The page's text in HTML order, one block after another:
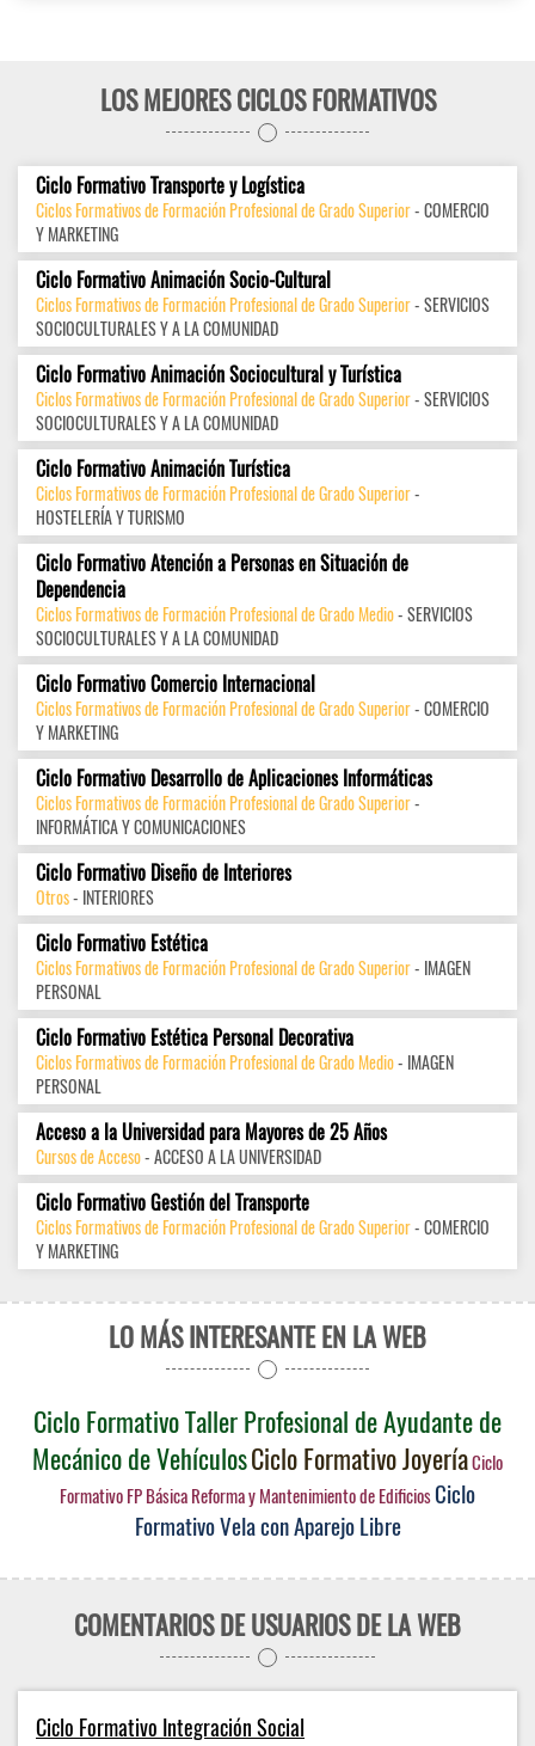
LOS MEJORES CICLOS FORMATIVOS
Ciclo Formativo Transporte y Logística
Ciclos Formativos de Formación Profesional de Grado Superior- COMERCIO
Y MARKETING
Ciclo Formativo Animación Socio-Cultural
Ciclos Formativos de Formación Profesional de Grado Superior- SERVICIOS
SOCIOCULTURALES Y A LA COMUNIDAD
Ciclo Formativo Animación Sociocultural y Turística
Ciclos Formativos de Formación Profesional de Grado Superior- SERVICIOS
SOCIOCULTURALES Y A LA COMUNIDAD
Ciclo Formativo Animación Turística
Ciclos Formativos de Formación Profesional de Grado Superior-
HOSTELERÍA Y TURISMO
Ciclo Formativo Atención a Personas en Situación de
Dependencia
Ciclos Formativos de Formación Profesional de Grado Medio- SERVICIOS
SOCIOCULTURALES Y A LA COMUNIDAD
Ciclo Formativo Comercio Internacional
Ciclos Formativos de Formación Profesional de Grado Superior- COMERCIO
Y MARKETING
Ciclo Formativo Desarrollo de Aplicaciones Informáticas
Ciclos Formativos de Formación Profesional de Grado Superior-
INFORMÁTICA Y COMUNICACIONES
Ciclo Formativo Diseño de Interiores
Otros- INTERIORES
Ciclo Formativo Estética
Ciclos Formativos de Formación Profesional de Grado Superior- IMAGEN
PERSONAL
Ciclo Formativo Estética Personal Decorativa
Ciclos Formativos de Formación Profesional de Grado Medio- IMAGEN
PERSONAL
Acceso a la Universidad para Mayores de 25 Años
Cursos de Acceso- ACCESO A LA UNIVERSIDAD
Ciclo Formativo Gestión del Transporte
Ciclos Formativos de Formación Profesional de Grado Superior- COMERCIO
Y MARKETING
LO MÁS INTERESANTE EN LA WEB
Ciclo Formativo Taller Profesional de Ayudante de
Mecánico de VehículosCiclo Formativo JoyeríaCiclo
Formativo FP Básica Reforma y Mantenimiento de EdificiosCiclo
Formativo Vela con Aparejo Libre
COMENTARIOS DE USUARIOS DE LA WEB
Ciclo Formativo Integración Social